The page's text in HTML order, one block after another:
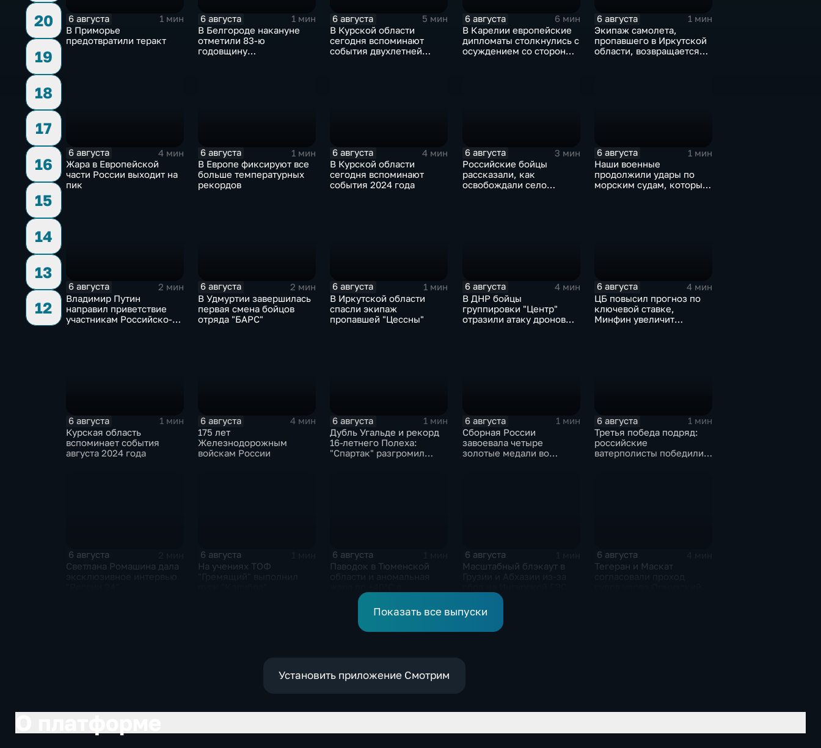
20
19
18
17
16
15
14
13
12
6 августа
1 мин
В Приморье
предотвратили теракт
6 августа
1 мин
В Белгороде накануне
отметили 83-ю
годовщину
6 августа
5 мин
В Курской области
сегодня вспоминают
события двухлетней
6 августа
6 мин
В Карелии европейские
дипломаты столкнулись с
осуждением со стороны
6 августа
1 мин
Экипаж самолета,
пропавшего в Иркутской
области, возвращается
6 августа
4 мин
Жара в Европейской
части России выходит на
пик
6 августа
1 мин
В Европе фиксируют все
больше температурных
рекордов
6 августа
4 мин
В Курской области
сегодня вспоминают
события 2024 года
6 августа
3 мин
Российские бойцы
рассказали, как
освобождали село
6 августа
1 мин
Наши военные
продолжили удары по
морским судам, которые
6 августа
2 мин
Владимир Путин
направил приветствие
участникам Российско-
6 августа
2 мин
В Удмуртии завершилась
первая смена бойцов
отряда "БАРС"
6 августа
1 мин
В Иркутской области
спасли экипаж
пропавшей "Цессны"
6 августа
4 мин
В ДНР бойцы
группировки "Центр"
отразили атаку дронов
6 августа
4 мин
ЦБ повысил прогноз по
ключевой ставке,
Минфин увеличит
6 августа
1 мин
Курская область
вспоминает события
августа 2024 года
6 августа
4 мин
175 лет
Железнодорожным
войскам России
6 августа
1 мин
Дубль Угальде и рекорд
16-летнего Полеха:
"Спартак" разгромил
6 августа
1 мин
Сборная России
завоевала четыре
золотые медали во
6 августа
1 мин
Третья победа подряд:
российские
ватерполисты победили
6 августа
Светлана Ромашина дала
6 августа
На учениях ТОФ
6 августа
Паводок в Тюменской
Ростовской
6 августа
Масштабный блэкаут в
6 августа
Тегеран и Маскат
Показать все выпуски
Установить приложение Смотрим